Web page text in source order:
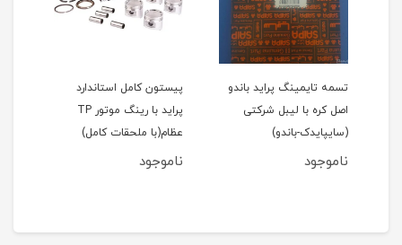
تسمه تایمینگ پراید باندو
اصل کره با لیبل شرکتی
(سایپایدک-باندو)
ناموجود
پیستون کامل استاندارد
پراید با رینگ موتور TP
عظام(با ملحقات کامل)
ناموجود